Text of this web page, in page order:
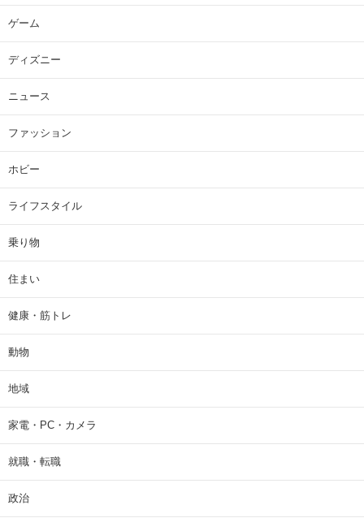
ゲーム
ディズニー
ニュース
ファッション
ホビー
ライフスタイル
乗り物
住まい
健康・筋トレ
動物
地域
家電・PC・カメラ
就職・転職
政治